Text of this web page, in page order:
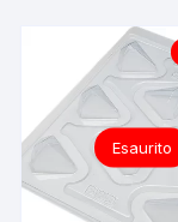
Esaurito